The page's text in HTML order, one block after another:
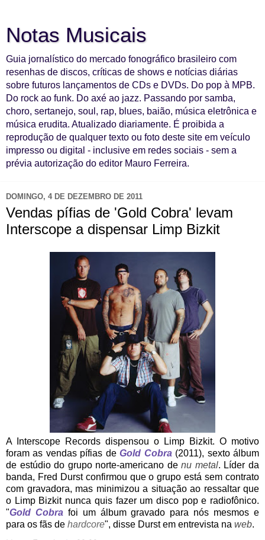
Notas Musicais
Guia jornalístico do mercado fonográfico brasileiro com
resenhas de discos, críticas de shows e notícias diárias
sobre futuros lançamentos de CDs e DVDs. Do pop à MPB.
Do rock ao funk. Do axé ao jazz. Passando por samba,
choro, sertanejo, soul, rap, blues, baião, música eletrônica e
música erudita. Atualizado diariamente. É proibida a
reprodução de qualquer texto ou foto deste site em veículo
impresso ou digital - inclusive em redes sociais - sem a
prévia autorização do editor Mauro Ferreira.
DOMINGO, 4 DE DEZEMBRO DE 2011
Vendas pífias de 'Gold Cobra' levam
Interscope a dispensar Limp Bizkit
A Interscope Records dispensou o Limp Bizkit. O motivo
foram as vendas pífias deGold Cobra(2011), sexto álbum
de estúdio do grupo norte-americano denu metal. Líder da
banda, Fred Durst confirmou que o grupo está sem contrato
com gravadora, mas minimizou a situação ao ressaltar que
o Limp Bizkit nunca quis fazer um disco pop e radiofônico.
"Gold Cobrafoi um álbum gravado para nós mesmos e
para os fãs de hardcore", disse Durst em entrevista na web.